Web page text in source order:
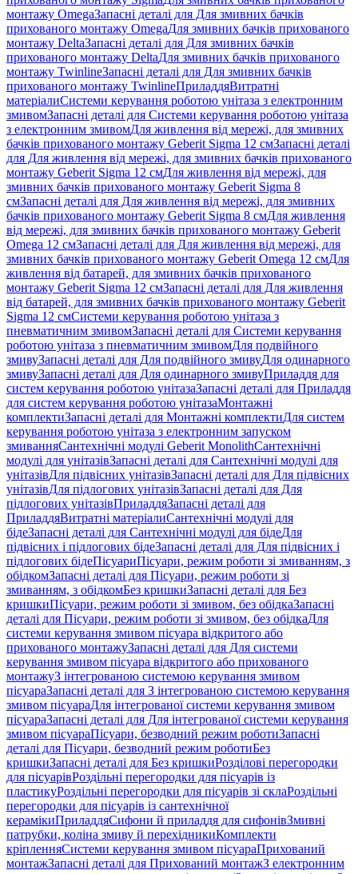
монтажу OmegaЗапасні деталі для Для змивних бачків
прихованого монтажу OmegaДля змивних бачків прихованого
монтажу DeltaЗапасні деталі для Для змивних бачків
прихованого монтажу DeltaДля змивних бачків прихованого
монтажу TwinlineЗапасні деталі для Для змивних бачків
прихованого монтажу TwinlineПриладдяВитратні
матеріалиСистеми керування роботою унітаза з електронним
змивомЗапасні деталі для Системи керування роботою унітаза
з електронним змивомДля живлення від мережі, для змивних
бачків прихованого монтажу Geberit Sigma 12 смЗапасні деталі
для Для живлення від мережі, для змивних бачків прихованого
монтажу Geberit Sigma 12 смДля живлення від мережі, для
змивних бачків прихованого монтажу Geberit Sigma 8
смЗапасні деталі для Для живлення від мережі, для змивних
бачків прихованого монтажу Geberit Sigma 8 смДля живлення
від мережі, для змивних бачків прихованого монтажу Geberit
Omega 12 смЗапасні деталі для Для живлення від мережі, для
змивних бачків прихованого монтажу Geberit Omega 12 смДля
живлення від батарей, для змивних бачків прихованого
монтажу Geberit Sigma 12 смЗапасні деталі для Для живлення
від батарей, для змивних бачків прихованого монтажу Geberit
Sigma 12 смСистеми керування роботою унітаза з
пневматичним змивомЗапасні деталі для Системи керування
роботою унітаза з пневматичним змивомДля подвійного
змивуЗапасні деталі для Для подвійного змивуДля одинарного
змивуЗапасні деталі для Для одинарного змивуПриладдя для
систем керування роботою унітазаЗапасні деталі для Приладдя
для систем керування роботою унітазаМонтажні
комплектиЗапасні деталі для Монтажні комплектиДля систем
керування роботою унітаза з електронним запуском
змиванняСантехнічні модулі Geberit MonolithСантехнічні
модулі для унітазівЗапасні деталі для Сантехнічні модулі для
унітазівДля підвісних унітазівЗапасні деталі для Для підвісних
унітазівДля підлогових унітазівЗапасні деталі для Для
підлогових унітазівПриладдяЗапасні деталі для
ПриладдяВитратні матеріалиСантехнічні модулі для
бідеЗапасні деталі для Сантехнічні модулі для бідеДля
підвісних і підлогових бідеЗапасні деталі для Для підвісних і
підлогових бідеПісуариПісуари, режим роботи зі змиванням, з
обідкомЗапасні деталі для Пісуари, режим роботи зі
змиванням, з обідкомБез кришкиЗапасні деталі для Без
кришкиПісуари, режим роботи зі змивом, без обідкаЗапасні
деталі для Пісуари, режим роботи зі змивом, без обідкаДля
системи керування змивом пісуара відкритого або
прихованого монтажуЗапасні деталі для Для системи
керування змивом пісуара відкритого або прихованого
монтажуЗ інтегрованою системою керування змивом
пісуараЗапасні деталі для З інтегрованою системою керування
змивом пісуараДля інтегрованої системи керування змивом
пісуараЗапасні деталі для Для інтегрованої системи керування
змивом пісуараПісуари, безводний режим роботиЗапасні
деталі для Пісуари, безводний режим роботиБез
кришкиЗапасні деталі для Без кришкиРозділові перегородки
для пісуарівРоздільні перегородки для пісуарів із
пластикуРоздільні перегородки для пісуарів зі склаРоздільні
перегородки для пісуарів із сантехнічної
керамікиПриладдяСифони й приладдя для сифонівЗмивні
патрубки, коліна змиву й перехідникиКомплекти
кріпленняСистеми керування змивом пісуараПрихований
монтажЗапасні деталі для Прихований монтажЗ електронним